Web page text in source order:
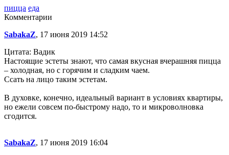
пицца еда
Комментарии
SabakaZ, 17 июня 2019 14:52
Цитата: Вадик
Настоящие эстеты знают, что самая вкусная вчерашняя пицца
– холодная, но с горячим и сладким чаем.
Ссать на лицо таким эстетам.
В духовке, конечно, идеальный вариант в условиях квартиры,
но ежели совсем по-быстрому надо, то и микроволновка
сгодится.
SabakaZ, 17 июня 2019 16:04